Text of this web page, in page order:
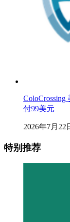
付99美元
2026年7月22
特别推荐